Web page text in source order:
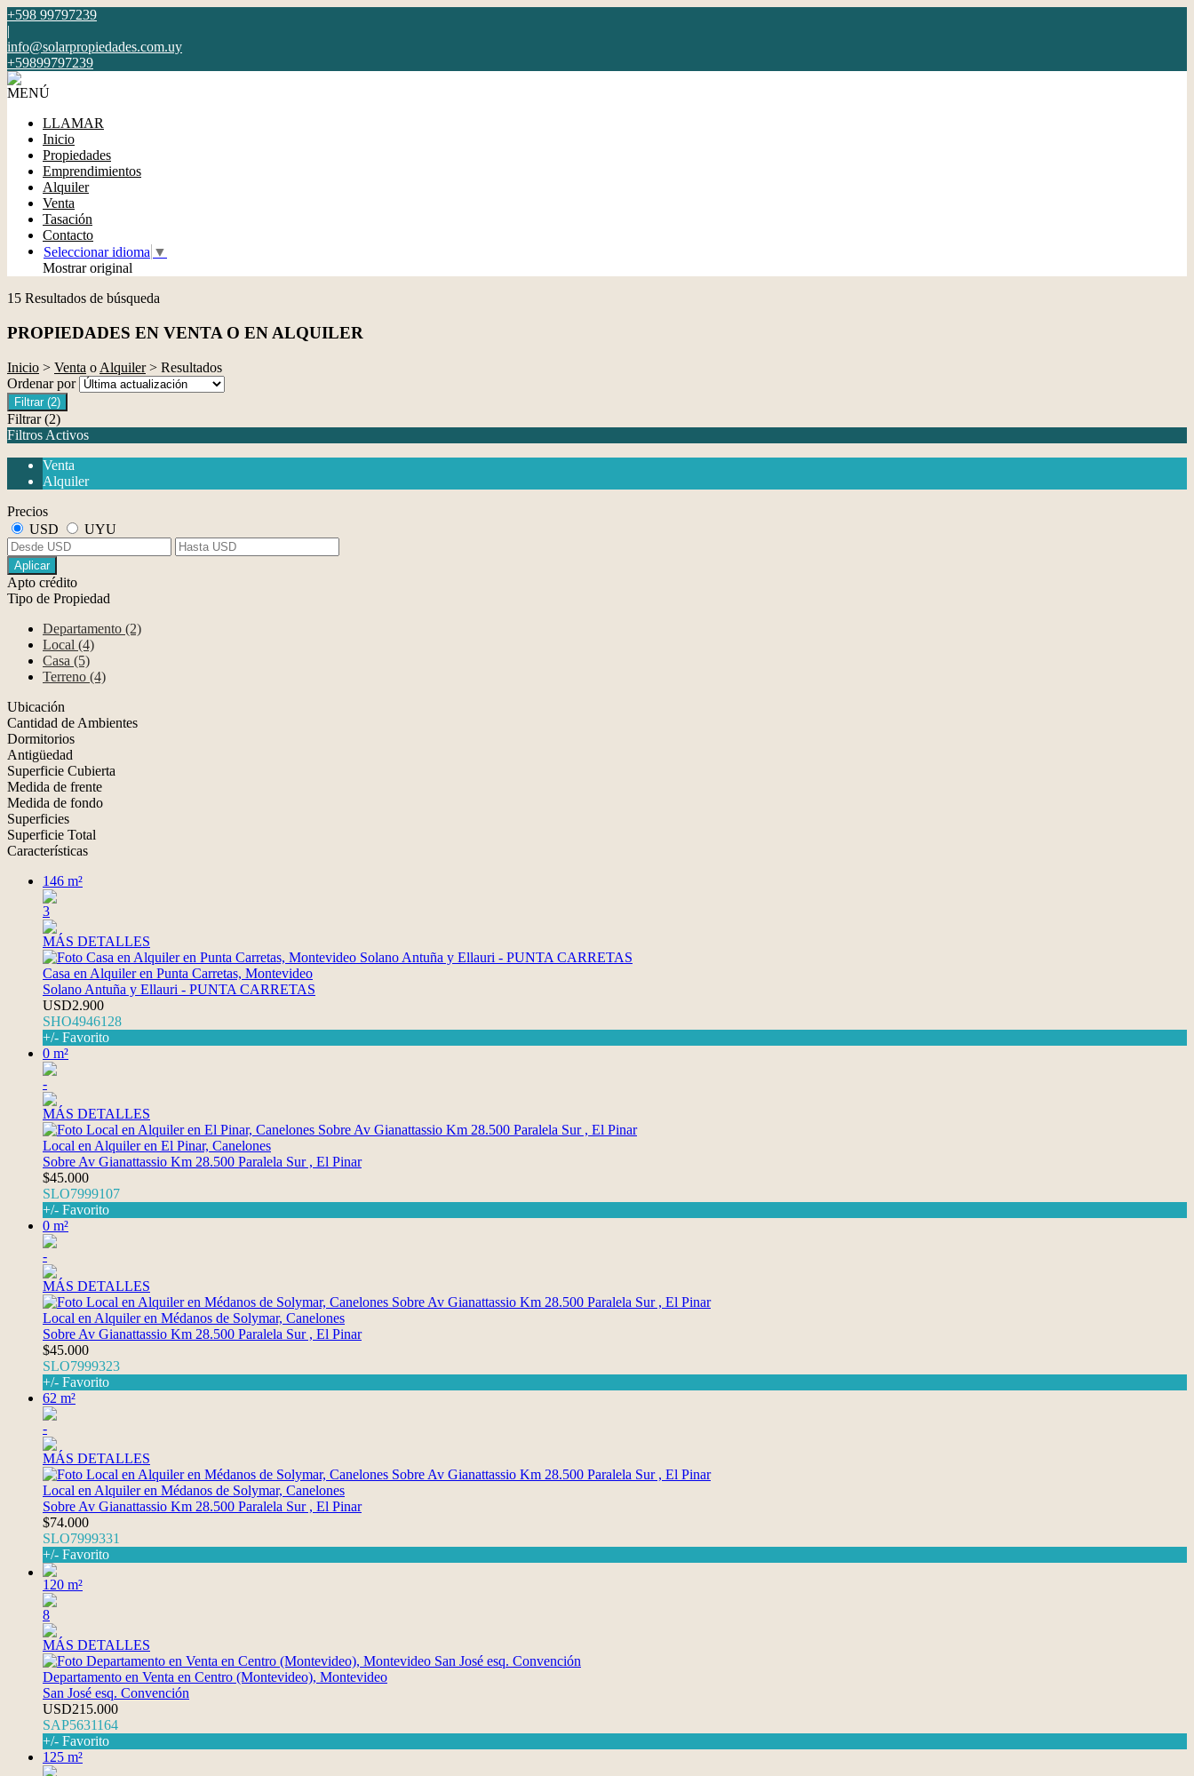
+598 99797239
|
info@solarpropiedades.com.uy
+59899797239
MENÚ
LLAMAR
Inicio
Propiedades
Emprendimientos
Alquiler
Venta
Tasación
Contacto
Seleccionar idioma ▼
Mostrar original
15 Resultados de búsqueda
PROPIEDADES EN VENTA O EN ALQUILER
Inicio > Venta o Alquiler> Resultados
Ordenar por
Filtrar (2)
Filtrar (2)
Filtros Activos
Venta
Alquiler
Precios
USD
UYU
Aplicar
Apto crédito
Tipo de Propiedad
Departamento (2)
Local (4)
Casa (5)
Terreno (4)
Ubicación
Cantidad de Ambientes
Dormitorios
Antigüedad
Superficie Cubierta
Medida de frente
Medida de fondo
Superficies
Superficie Total
Características
146 m²
3
MÁS DETALLES
Casa en Alquiler en Punta Carretas, Montevideo
Solano Antuña y Ellauri - PUNTA CARRETAS
USD2.900
SHO4946128
+/- Favorito
0 m²
-
MÁS DETALLES
Local en Alquiler en El Pinar, Canelones
Sobre Av Gianattassio Km 28.500 Paralela Sur , El Pinar
$45.000
SLO7999107
+/- Favorito
0 m²
-
MÁS DETALLES
Local en Alquiler en Médanos de Solymar, Canelones
Sobre Av Gianattassio Km 28.500 Paralela Sur , El Pinar
$45.000
SLO7999323
+/- Favorito
62 m²
-
MÁS DETALLES
Local en Alquiler en Médanos de Solymar, Canelones
Sobre Av Gianattassio Km 28.500 Paralela Sur , El Pinar
$74.000
SLO7999331
+/- Favorito
120 m²
8
MÁS DETALLES
Departamento en Venta en Centro (Montevideo), Montevideo
San José esq. Convención
USD215.000
SAP5631164
+/- Favorito
125 m²